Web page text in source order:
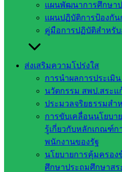
แผนพัฒนาการศึกษาป
แผนปฏิบัติการป้องกัน
คู่มือการปฏิบัติสำหรั
ส่งเสริมความโปร่งใส
การนำผลการประเมิ
นวัตกรรม สพป.สระแ
ประมวลจริยธรรมสำ
การขับเคลื่อนนโยบา
รู้เกี่ยวกับหลักเกณฑ์ก
พนักงานของรัฐ
นโยบายการคุ้มครอง
ศึกษาประถมศึกษาสร
หน่วยงาน
ที่เกี่ยวข้อง